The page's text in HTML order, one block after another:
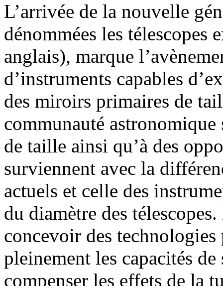
L’arrivée de la nouvelle
dénommées les télescopes
anglais), marque
d’instruments capables
des miroirs primaires de
communauté
de taille ainsi qu’à des
surviennent avec la
actuels et celle des
du diamètre des
concevoir des
pleinement les capacités
compenser les effets de la